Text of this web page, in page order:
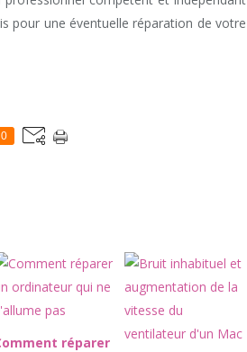
pour une éventuelle réparation de votre
0
réparer